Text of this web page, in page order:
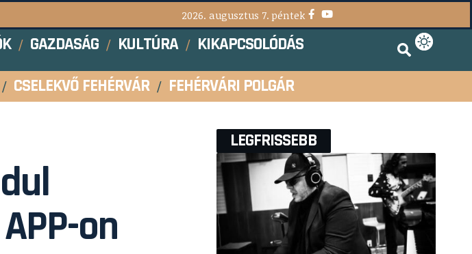
2026. augusztus 7. péntek
GAZDASÁG KULTÚRA
KIKAPCSOLÓDÁS
CSELEKVŐ FEHÉRVÁR FEHÉRVÁRI POLGÁR
on
LEGFRISSEBB